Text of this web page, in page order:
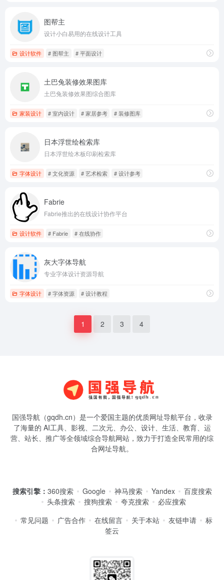
图帮主
设计小白易用的在线设计工具
设计软件 # 图帮主 # 平面设计
土巴兔装修效果图库
土巴兔装修效果图综合图库
家装设计 # 室内设计 # 家居参考 # 装修图库
日本浮世绘检索库
日本浮世绘木板印刷检索库
字体设计 # 文化资源 # 艺术检索 # 设计参考
Fabrie
Fabrie推出的在线设计协作平台
设计软件 # Fabrie # 在线协作
灰大字体导航
专业字体设计资源导航
字体设计 # 字体资源 # 设计教程
1 2 3 4
国强导航（gqdh.cn）是一个爱国主题的优质网址导航平台，收录
了海量的 AI工具、影视、二次元、办公、设计、生活、教育、运
营、站长、推广等全领域综合导航网站，致力于打造全民常用的综
合网址导航。
搜索引擎： 360搜索 Google 神马搜索 Yandex
百度搜索
头条搜索
搜狗搜索 夸克搜索
必应搜索
常见问题
广告合作 在线留言 关于本站 友链申请
标
签云